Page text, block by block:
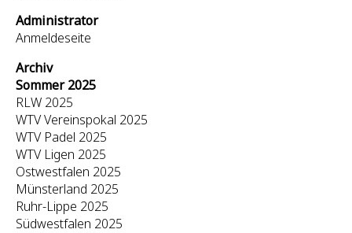
Administrator
Anmeldeseite
Archiv
Sommer 2025
RLW 2025
WTV Vereinspokal 2025
WTV Padel 2025
WTV Ligen 2025
Ostwestfalen 2025
Münsterland 2025
Ruhr-Lippe 2025
Südwestfalen 2025